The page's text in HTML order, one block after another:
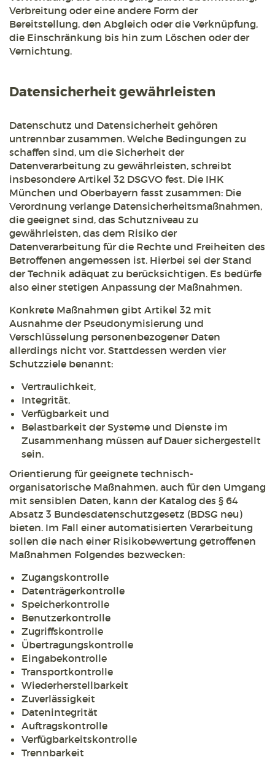
Verbreitung oder eine andere Form der
Bereitstellung, den Abgleich oder die Verknüpfung,
die Einschränkung bis hin zum Löschen oder der
Vernichtung.
Datensicherheit gewährleisten
Datenschutz und Datensicherheit gehören
untrennbar zusammen. Welche Bedingungen zu
schaffen sind, um die Sicherheit der
Datenverarbeitung zu gewährleisten, schreibt
insbesondere Artikel 32 DSGVO fest. Die IHK
München und Oberbayern fasst zusammen: Die
Verordnung verlange Datensicherheitsmaßnahmen,
die geeignet sind, das Schutzniveau zu
gewährleisten, das dem Risiko der
Datenverarbeitung für die Rechte und Freiheiten des
Betroffenen angemessen ist. Hierbei sei der Stand
der Technik adäquat zu berücksichtigen. Es bedürfe
also einer stetigen Anpassung der Maßnahmen.
Konkrete Maßnahmen gibt Artikel 32 mit
Ausnahme der Pseudonymisierung und
Verschlüsselung personenbezogener Daten
allerdings nicht vor. Stattdessen werden vier
Schutzziele benannt:
Vertraulichkeit,
Integrität,
Verfügbarkeit und
Belastbarkeit der Systeme und Dienste im
Zusammenhang müssen auf Dauer sichergestellt
sein.
Orientierung für geeignete technisch-
organisatorische Maßnahmen, auch für den Umgang
mit sensiblen Daten, kann der Katalog des § 64
Absatz 3 Bundesdatenschutzgesetz (BDSG neu)
bieten. Im Fall einer automatisierten Verarbeitung
sollen die nach einer Risikobewertung getroffenen
Maßnahmen Folgendes bezwecken:
Zugangskontrolle
Datenträgerkontrolle
Speicherkontrolle
Benutzerkontrolle
Zugriffskontrolle
Übertragungskontrolle
Eingabekontrolle
Transportkontrolle
Wiederherstellbarkeit
Zuverlässigkeit
Datenintegrität
Auftragskontrolle
Verfügbarkeitskontrolle
Trennbarkeit